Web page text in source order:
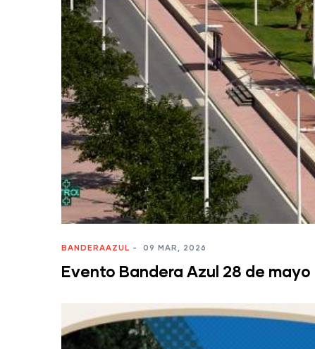
BANDERAAZUL - 09 MAR, 2026
Evento Bandera Azul 28 de mayo